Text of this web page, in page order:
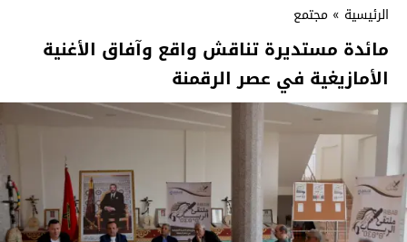
الرئيسية » مجتمع
مائدة مستديرة تناقش واقع وآفاق الأغنية
الأمازيغية في عصر الرقمنة